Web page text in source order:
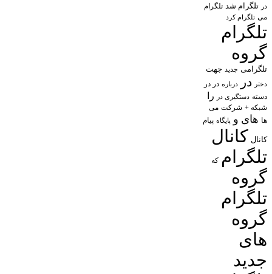
در تلگرام شد تلگرام
می تلگرام کرد
تلگرام
گروه
تلگرامی جدید جهت
دختر در درباره در در
دسته دستگیری در را
شبکه + شرکت می
ها های و پایگاه پیام
کانال کانال
تلگرام که
گروه
تلگرام
گروه
های
جدید